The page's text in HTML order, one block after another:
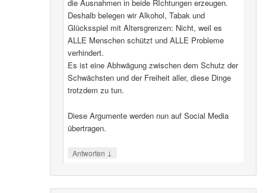
die Ausnahmen in beide RIchtungen erzeugen.
Deshalb belegen wir Alkohol, Tabak und
Glücksspiel mit Altersgrenzen: Nicht, weil es
ALLE Menschen schützt und ALLE Probleme
verhindert.
Es ist eine Abhwägung zwischen dem Schutz der
Schwächsten und der Freiheit aller, diese Dinge
trotzdem zu tun.
Diese Argumente werden nun auf Social Media
übertragen.
Antworten ↓